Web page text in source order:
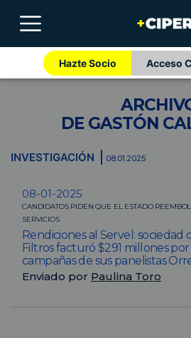
Hazte Socio Acceso
DE GASTÓN
INVESTIGACIÓN 08.01.2025
08-01-2025
CANDIDATOS PIDEN QUE EL ESTADO
SERVICIOS
Rendiciones al Servel:
Filtros facturó $291 millones por
campañas de sus panelistas
Enviado por Paulina Toro